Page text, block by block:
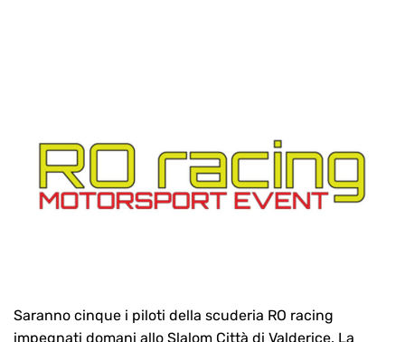
Saranno cinque i piloti della scuderia RO racing
impegnati domani allo Slalom Città di Valderice. La